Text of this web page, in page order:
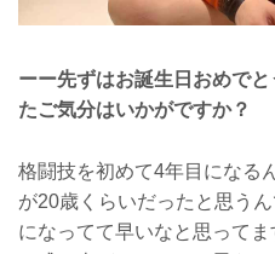
ーー先ずはお誕生日おめで
たご気分はいかがですか？
格闘技を初めて4年目になる
が20歳くらいだったと思う
になってて早いなと思って